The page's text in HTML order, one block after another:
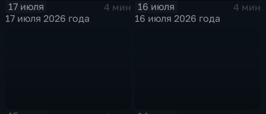
17 июля
4 мин
17 июля 2026 года
16 июля
4 мин
16 июля 2026 года